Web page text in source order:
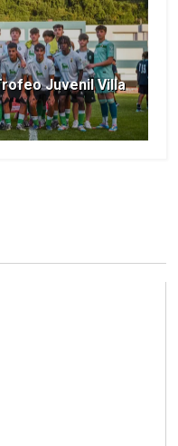
Juvenil Villa